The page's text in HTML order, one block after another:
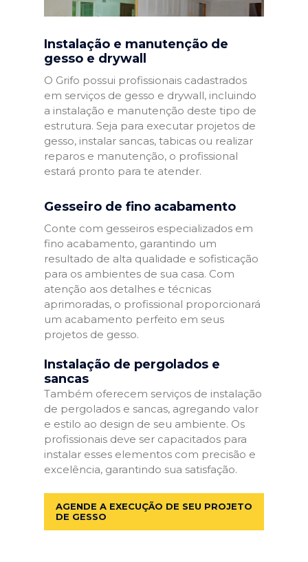
Instalação e manutenção de
gesso e drywall
O Grifo possui profissionais cadastrados
em serviços de gesso e drywall, incluindo
a instalação e manutenção deste tipo de
estrutura. Seja para executar projetos de
gesso, instalar sancas, tabicas ou realizar
reparos e manutenção, o profissional
estará pronto para te atender.
Gesseiro de fino acabamento
Conte com gesseiros especializados em
fino acabamento, garantindo um
resultado de alta qualidade e sofisticação
para os ambientes de sua casa. Com
atenção aos detalhes e técnicas
aprimoradas, o profissional proporcionará
um acabamento perfeito em seus
projetos de gesso.
Instalação de pergolados e
sancas
Também oferecem serviços de instalação
de pergolados e sancas, agregando valor
e estilo ao design de seu ambiente. Os
profissionais deve ser capacitados para
instalar esses elementos com precisão e
excelência, garantindo sua satisfação.
AGENDE A EXECUÇÃO DE SEU PROJETO
DE GESSO